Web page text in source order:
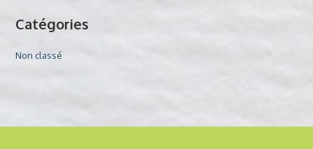
Catégories
Non classé